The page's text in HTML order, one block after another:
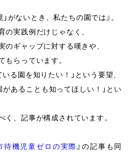
がないとき、私たちの園では』。
の実践例だけじゃなく、
のギャップに対する嘆きや、
もらっています。
る園を知りたい！」という要望、
があることも知ってほしい！」とい
く、記事が構成されています。
待機児童ゼロの実際』の記事も同